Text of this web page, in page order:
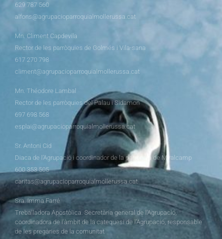
629 787 560
alfons@agrupacioparroquialmollerussa.cat
Mn. Climent Capdevila
Rector de les parròquies de Golmés i Vila-sana
617 270 798
climent@agrupacioparroquialmollerussa.cat
Mn. Théodore Lambal
Rector de les parròquies del Palau i Sidamon
697 698 568
esplai@agrupacioparroquialmollerussa.cat
Sr. Antoni Cid
Diaca de l’Agrupació i coordinador de la parròquia de Miralcamp
600 353 505
caritas@agrupacioparroquialmollerussa.cat
Sra. Imma Farré
Treballadora Apostòlica. Secretària general de l’Agrupació,
coordinadora de l’àmbit de la catequesi de l’Agrupació, responsable
de les pregàries de la comunitat